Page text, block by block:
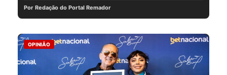
Por Redação do Portal Remador
OPINIÃO